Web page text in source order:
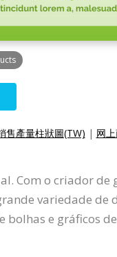
售產量柱狀圖(TW) | 网
Com o criador de
variedade de
bolhas e gráficos